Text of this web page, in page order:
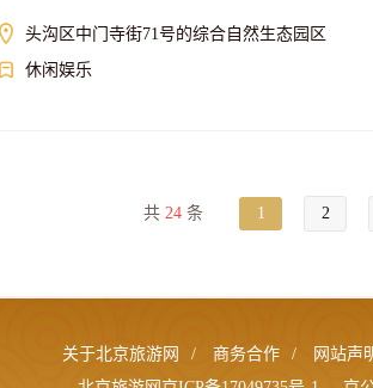
头沟区中门寺街71号的综合自然生态园区
休闲娱乐
共 24 条 1 2
关于北京旅游网 / 商务合作 / 网站声